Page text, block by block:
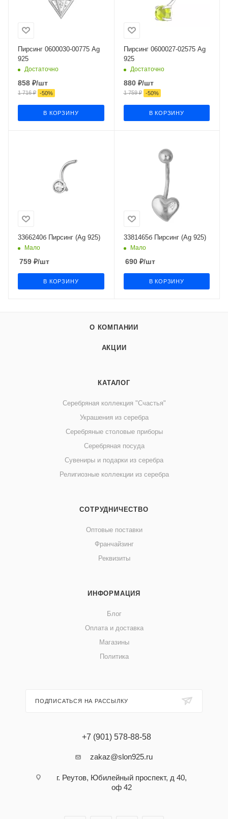
Пирсинг 0600030-00775 Ag
925
Достаточно
858 ₽/шт
1 716₽ -50%
В КОРЗИНУ
Пирсинг 0600027-02575 Ag
925
Достаточно
880₽/шт
1 759₽ -50%
В КОРЗИНУ
3366240б Пирсинг (Ag 925)
Мало
759 ₽/шт
В КОРЗИНУ
3381465б Пирсинг (Ag 925)
Мало
690₽/шт
В КОРЗИНУ
О КОМПАНИИ
АКЦИИ
КАТАЛОГ
Серебряная коллекция "Счастья"
Украшения из серебра
Серебряные столовые приборы
Серебряная посуда
Сувениры и подарки из серебра
Религиозные коллекции из серебра
СОТРУДНИЧЕСТВО
Оптовые поставки
Франчайзинг
Реквизиты
ИНФОРМАЦИЯ
Блог
Оплата и доставка
Магазины
Политика
ПОДПИСАТЬСЯ НА РАССЫЛКУ
+7 (901) 578-88-58
zakaz@slon925.ru
г. Реутов, Юбилейный проспект, д 40,
оф 42